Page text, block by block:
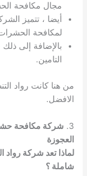
مجال مكافحة
أيضا ، تتميز
لمكافحة
بالإضافة إلى ذلك
التامين.
من هنا كانت رواد
الافضل.
3. شركة مكافحة
العجوزة
لماذا تعد شركة
شاملة ؟